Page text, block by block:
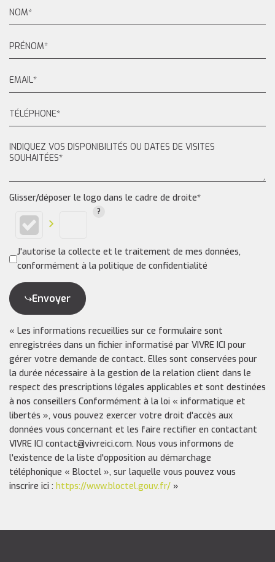
Glisser/déposer le logo dans le cadre de droite*
J'autorise la collecte et le traitement de mes données,
conformément à la politique de confidentialité
Envoyer
« Les informations recueillies sur ce formulaire sont
enregistrées dans un fichier informatisé par VIVRE ICI pour
gérer votre demande de contact. Elles sont conservées pour
la durée nécessaire à la gestion de la relation client dans le
respect des prescriptions légales applicables et sont destinées
à nos conseillers Conformément à la loi « informatique et
libertés », vous pouvez exercer votre droit d'accès aux
données vous concernant et les faire rectifier en contactant
VIVRE ICI contact@vivreici.com. Nous vous informons de
l'existence de la liste d'opposition au démarchage
téléphonique « Bloctel », sur laquelle vous pouvez vous
inscrire ici : https://www.bloctel.gouv.fr/ »